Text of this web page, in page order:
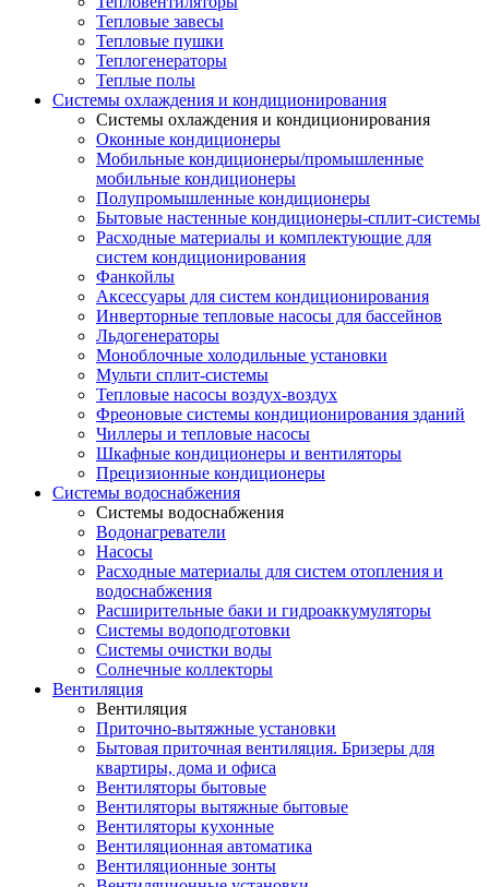
Тепловые завесы
Тепловые пушки
Теплогенераторы
Теплые полы
Системы охлаждения и кондиционирования
Системы охлаждения и кондиционирования
Оконные кондиционеры
Мобильные кондиционеры/промышленные
мобильные кондиционеры
Полупромышленные кондиционеры
Бытовые настенные кондиционеры-сплит-системы
Расходные материалы и комплектующие для
систем кондиционирования
Фанкойлы
Аксессуары для систем кондиционирования
Инверторные тепловые насосы для бассейнов
Льдогенераторы
Моноблочные холодильные установки
Мульти сплит-системы
Тепловые насосы воздух-воздух
Фреоновые системы кондиционирования зданий
Чиллеры и тепловые насосы
Шкафные кондиционеры и вентиляторы
Прецизионные кондиционеры
Системы водоснабжения
Системы водоснабжения
Водонагреватели
Насосы
Расходные материалы для систем отопления и
водоснабжения
Расширительные баки и гидроаккумуляторы
Системы водоподготовки
Системы очистки воды
Солнечные коллекторы
Вентиляция
Вентиляция
Приточно-вытяжные установки
Бытовая приточная вентиляция. Бризеры для
квартиры, дома и офиса
Вентиляторы бытовые
Вентиляторы вытяжные бытовые
Вентиляторы кухонные
Вентиляционная автоматика
Вентиляционные зонты